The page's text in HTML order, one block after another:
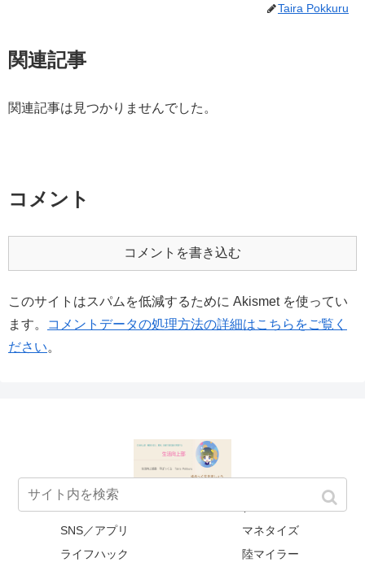
Taira Pokkuru
関連記事
関連記事は見つかりませんでした。
コメント
コメントを書き込む
このサイトはスパムを低減するために Akismet を使ってい
ます。
コメントデータの処理方法の詳細はこちらをご覧く
ださい。
SNS／アプリ
マネタイズ
ライフハック
陸マイラー